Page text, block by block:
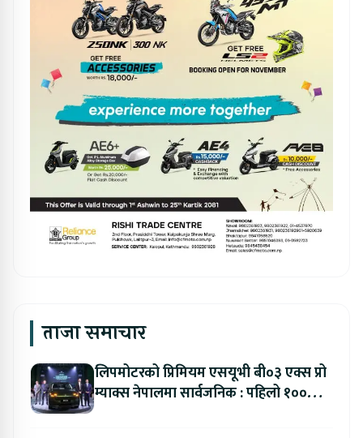
ताजा समाचार
लिपमोटरको प्रिमियम एसयूभी बी०३ एक्स प्रो
म्याक्स नेपालमा सार्वजनिक : पहिलो १००